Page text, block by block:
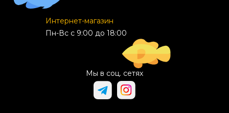
Интернет-магазин
Пн-Вс с 9:00 до 18:00
Мы в соц. сетях